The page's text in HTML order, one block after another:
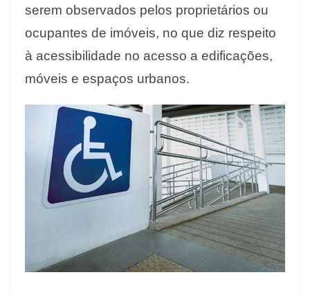
serem observados pelos proprietários ou
ocupantes de imóveis, no que diz respeito
à acessibilidade no acesso a edificações,
móveis e espaços urbanos.